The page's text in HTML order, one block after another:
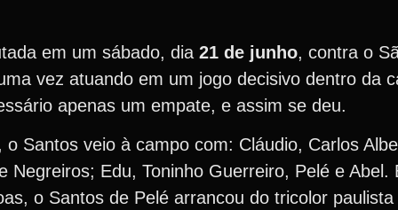
em um sábado, dia 21 de junho, contra o
vez atuando em um jogo decisivo dentro da
apenas um empate, e assim se deu.
Santos veio à campo com: Cláudio, Carlos
Negreiros; Edu, Toninho Guerreiro, Pelé e Abel.
o Santos de Pelé arrancou do tricolor